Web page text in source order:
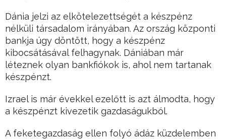
Dánia jelzi az elkötelezettségét a készpénz
nélküli társadalom irányában. Az ország központi
bankja úgy döntött, hogy a készpénz
kibocsátásával felhagynak. Dániában már
léteznek olyan bankfiókok is, ahol nem tartanak
készpénzt.
Izrael is már évekkel ezelőtt is azt álmodta, hogy
a készpénzt kivezetik gazdaságukból.
A feketegazdaság ellen folyó ádáz küzdelemben